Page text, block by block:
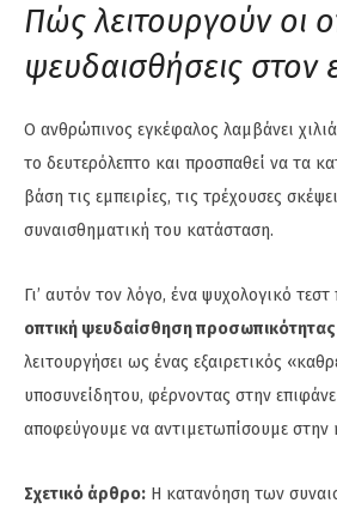
Πώς λειτουργούν οι
ψευδαισθήσεις στον
Ο ανθρώπινος εγκέφαλος λαμβάνει
το δευτερόλεπτο και προσπαθεί να τα
βάση τις εμπειρίες, τις τρέχουσες
συναισθηματική του κατάσταση.
Γι’ αυτόν τον λόγο, ένα ψυχολογικό
οπτική ψευδαίσθηση προσωπικότητας
λειτουργήσει ως ένας εξαιρετικός
υποσυνείδητου, φέρνοντας στην
αποφεύγουμε να αντιμετωπίσουμε στην
Σχετικό άρθρο: Η κατανόηση των